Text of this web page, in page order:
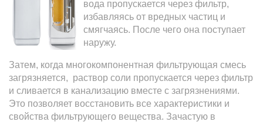
вода пропускается через фильтр,
избавляясь от вредных частиц и
смягчаясь. После чего она поступает
наружу.
Затем, когда многокомпонентная фильтрующая смесь
загрязняется, раствор соли пропускается через фильтр
и сливается в канализацию вместе с загрязнениями.
Это позволяет восстановить все характеристики и
свойства фильтрующего вещества. Зачастую в